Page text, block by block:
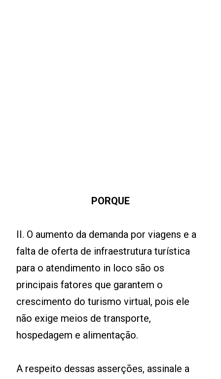
PORQUE
II. O aumento da demanda por viagens e a
falta de oferta de infraestrutura turística
para o atendimento in loco são os
principais fatores que garantem o
crescimento do turismo virtual, pois ele
não exige meios de transporte,
hospedagem e alimentação.
A respeito dessas asserções, assinale a